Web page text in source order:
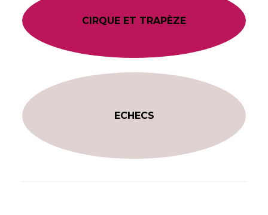
CIRQUE ET TRAPÈZE
ECHECS